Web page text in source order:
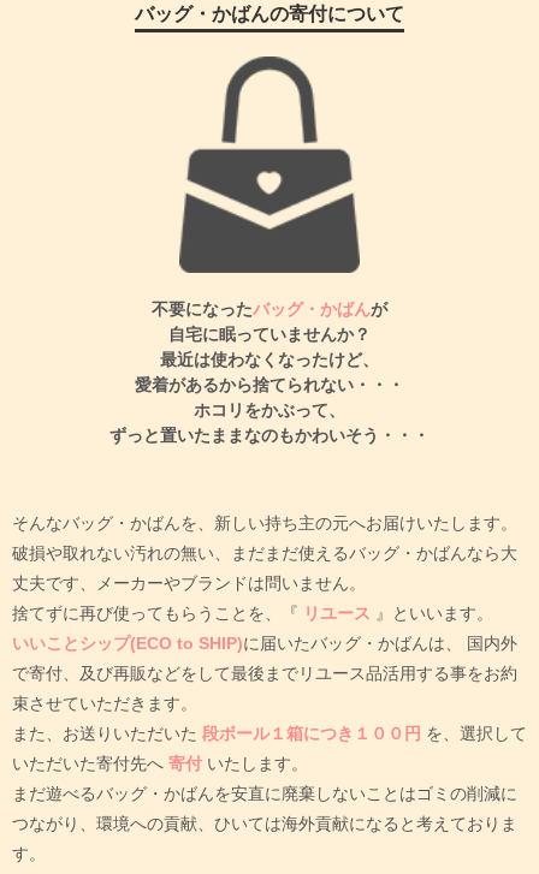
バッグ・かばんの寄付について
不要になったバッグ・かばんが
自宅に眠っていませんか？
最近は使わなくなったけど、
愛着があるから捨てられない・・・
ホコリをかぶって、
ずっと置いたままなのもかわいそう・・・
そんなバッグ・かばんを、新しい持ち主の元へお届けいたします。
破損や取れない汚れの無い、まだまだ使えるバッグ・かばんなら大
丈夫です、メーカーやブランドは問いません。
捨てずに再び使ってもらうことを、『
リユース 』といいます。
いいことシップ(ECO to SHIP)に届いたバッグ・かばんは、
国内外
で寄付、及び再販などをして最後までリユース品活用する事をお約
束させていただきます。
また、お送りいただいた 段ボール１箱につき１００円 を、選択して
いただいた寄付先へ 寄付 いたします。
まだ遊べるバッグ・かばんを安直に廃棄しないことはゴミの削減に
つながり、環境への貢献、ひいては海外貢献になると考えておりま
す。